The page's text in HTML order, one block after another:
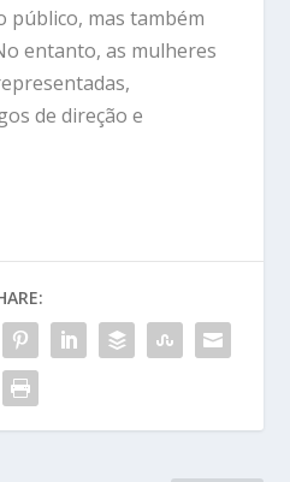
público, mas também
entanto, as mulheres
de direção e